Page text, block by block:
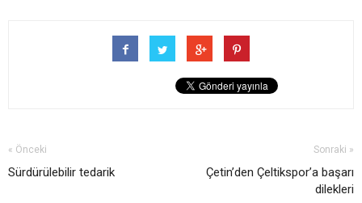
« Önceki
Sürdürülebilir tedarik
Sonraki »
Çetin’den Çeltikspor’a başarı
dilekleri